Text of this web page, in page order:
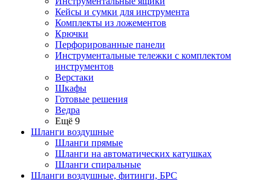
Кейсы и сумки для инструмента
Комплекты из ложементов
Крючки
Перфорированные панели
Инструментальные тележки с комплектом
инструментов
Верстаки
Шкафы
Готовые решения
Ведра
Ещё 9
Шланги воздушные
Шланги прямые
Шланги на автоматических катушках
Шланги спиральные
Шланги воздушные, фитинги, БРС